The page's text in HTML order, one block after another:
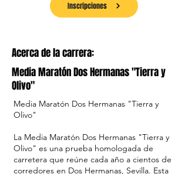
Inscripciones
Acerca de la carrera:
Media Maratón Dos Hermanas "Tierra y
Olivo"
Media Maratón Dos Hermanas "Tierra y
Olivo"
La Media Maratón Dos Hermanas "Tierra y
Olivo" es una prueba homologada de
carretera que reúne cada año a cientos de
corredores en Dos Hermanas, Sevilla. Esta